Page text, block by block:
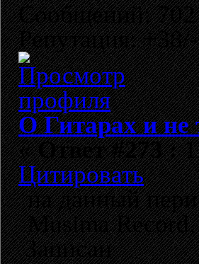
Сообщений: 702
Репутация:
О Гитарах и не
«Ответ #273 :
Цитировать
на данный
Musima
Записан